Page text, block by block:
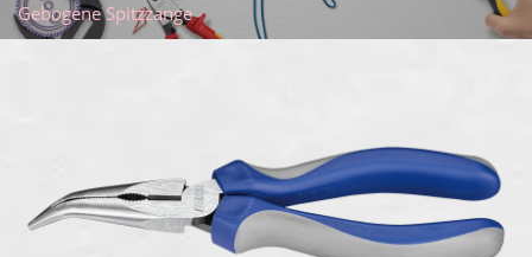
Gebogene Spitzzange